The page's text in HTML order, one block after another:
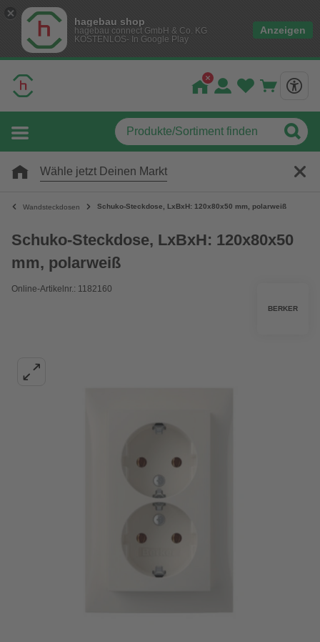
hagebau shop
hagebau connect GmbH & Co. KG
KOSTENLOS- In Google Play
Anzeigen
Wähle jetzt Deinen Markt
Wandsteckdosen Schuko-Steckdose, LxBxH: 120x80x50 mm, polarweiß
Schuko-Steckdose, LxBxH: 120x80x50
mm, polarweiß
Online-Artikelnr.: 1182160
BERKER